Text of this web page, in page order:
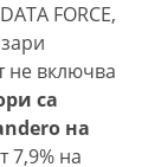
FORCE,
не включва
са
на
7,9% на